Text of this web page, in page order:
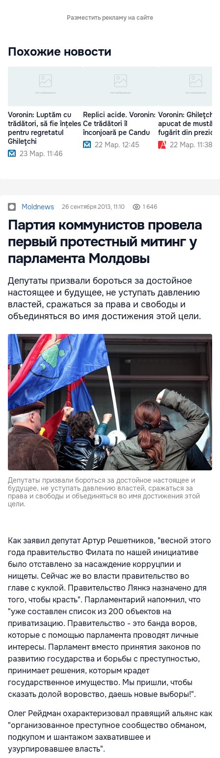
Разместить рекламу на сайте
Похожие новости
Voronin: Luptăm cu
trădători, să fie înțeles
pentru regretatul
Ghileţchi
23 Мар. 11:46
Replici acide. Voronin:
Ce trădători îl
înconjoară pe Candu
22 Мар. 12:45
Voronin: Ghileţchi,
apucat de mustăți
fugărit din prezidiu
22 Мар. 11:38
Moldnews 26 сентября 2013, 11:10 1 646
Партия коммунистов провела
первый протестный митинг у
парламента Молдовы
Депутаты призвали бороться за достойное
настоящее и будущее, не уступать давлению
властей, сражаться за права и свободы и
объединяться во имя достижения этой цели.
Депутаты призвали бороться за достойное настоящее и
будущее, не уступать давлению властей, сражаться за
права и свободы и объединяться во имя достижения этой
цели.
Как заявил депутат Артур Решетников, "весной этого
года правительство Филата по нашей инициативе
было отставлено за насаждение корруцпии и
нищеты. Сейчас же во власти правительство во
главе с куклой. Правительство Лянкэ назначено для
того, чтобы красть". Парламентарий напомнил, что
"уже составлен список из 200 объектов на
приватизацию. Правительство - это банда воров,
которые с помощью парламента проводят личные
интересы. Парламент вместо принятия законов по
развитию государства и борьбы с преступностью,
принимает решения, которым крадет
государственное имущество. Мы пришли, чтобы
сказать долой воровство, даешь новые выборы!".
Олег Рейдман охарактеризовал правящий альянс как
"организованное преступное сообщество обманом,
подкупом и шантажом захватившее и
узурпировавшее власть".